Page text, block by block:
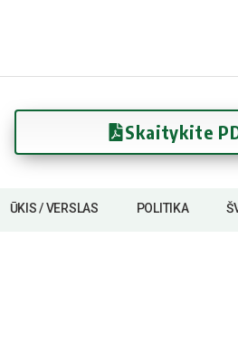
Skaitykite
ŪKIS / VERSLAS POLITIKA